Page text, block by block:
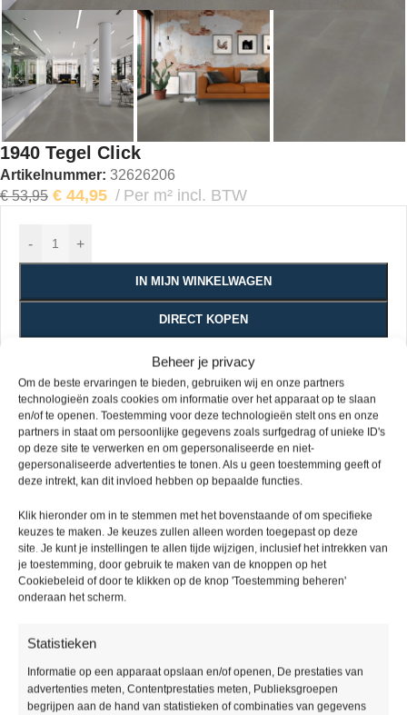
Beheer je privacy
Om de beste ervaringen te bieden, gebruiken wij en onze partners
technologieën zoals cookies om informatie over het apparaat op te slaan
en/of te openen. Toestemming voor deze technologieën stelt ons en onze
partners in staat om persoonlijke gegevens zoals surfgedrag of unieke ID's
op deze site te verwerken en om gepersonaliseerde en niet-
gepersonaliseerde advertenties te tonen. Als u geen toestemming geeft of
deze intrekt, kan dit invloed hebben op bepaalde functies.
Klik hieronder om in te stemmen met het bovenstaande of om specifieke
keuzes te maken. Je keuzes zullen alleen worden toegepast op deze
site. Je kunt je instellingen te allen tijde wijzigen, inclusief het intrekken van
je toestemming, door gebruik te maken van de knoppen op het
Cookiebeleid of door te klikken op de knop 'Toestemming beheren'
onderaan het scherm.
Statistieken
Informatie op een apparaat opslaan en/of openen, De prestaties van
advertenties meten, Contentprestaties meten, Publieksgroepen
begrijpen aan de hand van statistieken of combinaties van gegevens
1940 Tegel Click
Artikelnummer: 32626206
€53,95 € 44,95 Per m² incl. BTW
- +
IN MIJN WINKELWAGEN
DIRECT KOPEN
Vivafloors Pvc vloeren zijn verkrijgbaar in een verlijmde variant
en in een klik variant, stuk voor stuk voorzien van een sterke
slijtlaag van 0.55mm.
Handig om te weten
Houdt u rekening met 5 tot 10% snijverlies?
Mocht u nog specifieke wensen hebben, vermeld deze dan
Bel voor vragen 085 – 016 38 81 of mail
info@picobellovloeren.nl
Levering
48 uur